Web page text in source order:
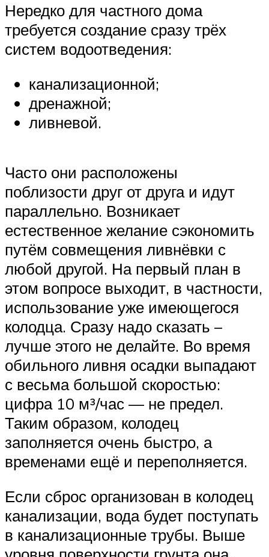
Нередко для частного дома
требуется создание сразу трёх
систем водоотведения:
канализационной;
дренажной;
ливневой.
Часто они расположены
поблизости друг от друга и идут
параллельно. Возникает
естественное желание сэкономить
путём совмещения ливнёвки с
любой другой. На первый план в
этом вопросе выходит, в частности,
использование уже имеющегося
колодца. Сразу надо сказать –
лучше этого не делайте. Во время
обильного ливня осадки выпадают
с весьма большой скоростью:
цифра 10 м³/час — не предел.
Таким образом, колодец
заполняется очень быстро, а
временами ещё и переполняется.
Если сброс организован в колодец
канализации, вода будет поступать
в канализационные трубы. Выше